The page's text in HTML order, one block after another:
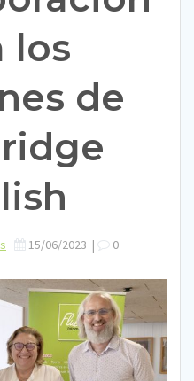
los
de
15/06/2023 | 0